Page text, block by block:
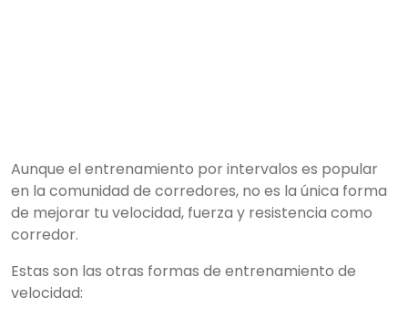
Aunque el entrenamiento por intervalos es popular
en la comunidad de corredores, no es la única forma
de mejorar tu velocidad, fuerza y resistencia como
corredor.
Estas son las otras formas de entrenamiento de
velocidad: